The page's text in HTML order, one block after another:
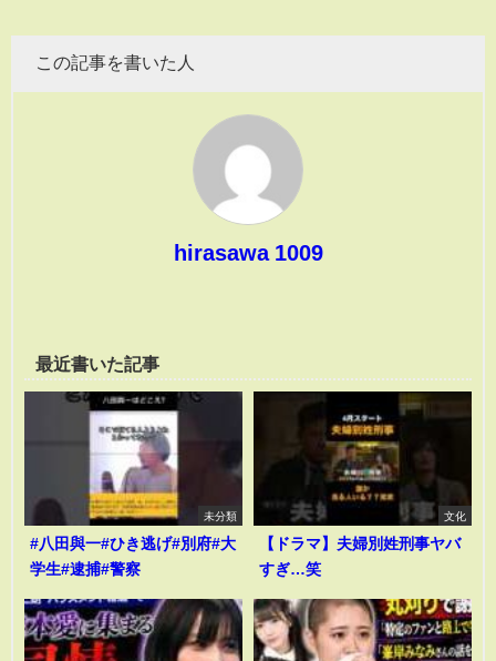
この記事を書いた人
hirasawa 1009
最近書いた記事
未分類
#八田與一#ひき逃げ#別府#大
学生#逮捕#警察
文化
【ドラマ】夫婦別姓刑事ヤバ
すぎ…笑